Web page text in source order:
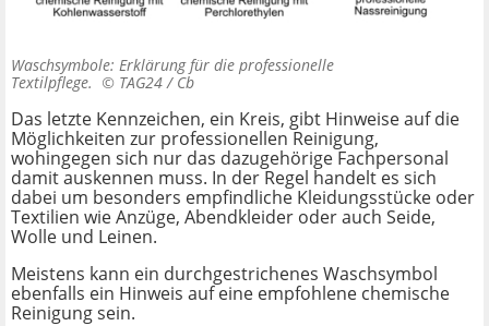
Waschsymbole: Erklärung für die professionelle
Textilpflege. © TAG24 / Cb
Das letzte Kennzeichen, ein Kreis, gibt Hinweise auf die
Möglichkeiten zur professionellen Reinigung,
wohingegen sich nur das dazugehörige Fachpersonal
damit auskennen muss. In der Regel handelt es sich
dabei um besonders empfindliche Kleidungsstücke oder
Textilien wie Anzüge, Abendkleider oder auch Seide,
Wolle und Leinen.
Meistens kann ein durchgestrichenes Waschsymbol
ebenfalls ein Hinweis auf eine empfohlene chemische
Reinigung sein.